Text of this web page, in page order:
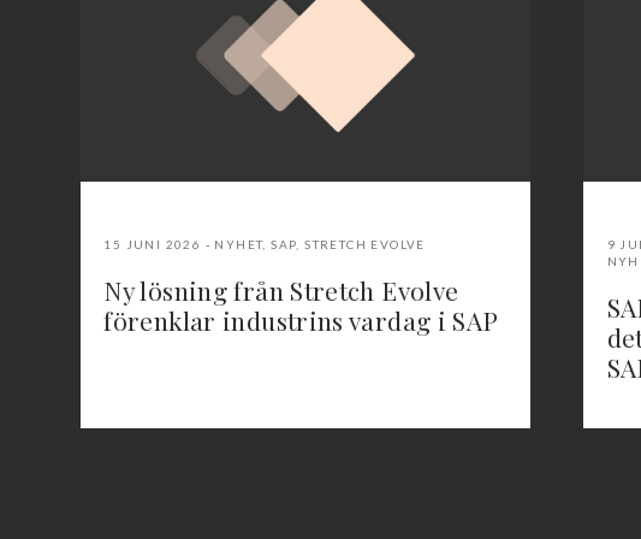
15 JUNI 2026 NYHET,SAP ,STRETCH EVOLVE
Ny lösning från Stretch Evolve
förenklar industrins vardag i SAP
9